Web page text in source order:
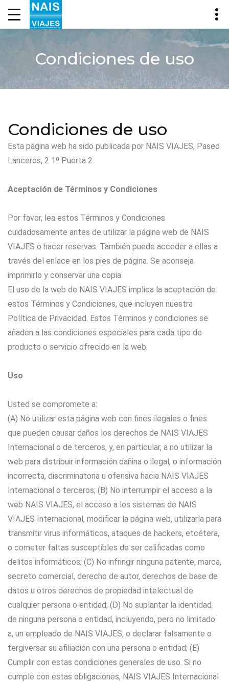
Condiciones de uso
Condiciones de uso
Esta página web ha sido publicada por NAIS VIAJES, Paseo
Lanceros, 2 1º Puerta 2
Aceptación de Términos y Condiciones
Por favor, lea estos Términos y Condiciones
cuidadosamente antes de utilizar la página web de NAIS
VIAJES o hacer reservas. También puede acceder a ellas a
través del enlace en los pies de página. Se aconseja
imprimirlo y conservar una copia.
El uso de la web de NAIS VIAJES implica la aceptación de
estos Términos y Condiciones, que incluyen nuestra
Política de Privacidad. Estos Términos y condiciones se
añaden a las condiciones especiales para cada tipo de
producto o servicio ofrecido en la web.
Uso
Usted se compromete a:
(A) No utilizar esta página web con fines ilegales o fines
que pueden causar daños los derechos de NAIS VIAJES
Internacional o de terceros, y, en particular, a no utilizar la
web para distribuir información dañina o ilegal, o información
incorrecta, discriminatoria u ofensiva hacia NAIS VIAJES
Internacional o terceros; (B) No interrumpir el acceso a la
web NAIS VIAJES, el acceso a los sistemas de NAIS
VIAJES Internacional, modificar la página web, utilizarla para
transmitir virus informáticos, ataques de hackers, etcétera,
o cometer faltas susceptibles de ser calificadas como
delitos informáticos; (C) No infringir ninguna patente, marca,
secreto comercial, derecho de autor, derechos de base de
datos u otros derechos de propiedad intelectual de
cualquier persona o entidad; (D) No suplantar la identidad
de ninguna persona o entidad, incluyendo, pero no limitado
a, un empleado de NAIS VIAJES, o declarar falsamente o
tergiversar su afiliación con una persona o entidad; (E)
Cumplir con estas condiciones generales de uso. Si no
cumple con estas obligaciones, NAIS VIAJES Internacional